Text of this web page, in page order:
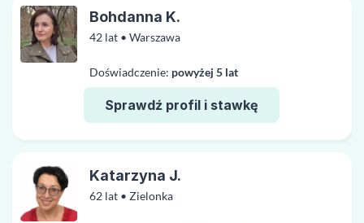
42 lat • Warszawa
Doświadczenie: powyżej 5 lat
Sprawdź profil i stawkę
Bohdanna K.
62 lat • Zielonka
Katarzyna J.